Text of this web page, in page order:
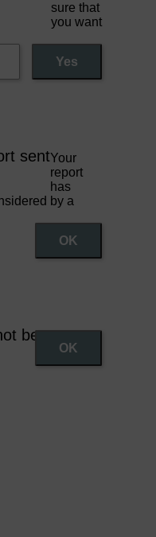
sure that
you want
Yes
sentYour
report
has
by a
OK
be sent
OK